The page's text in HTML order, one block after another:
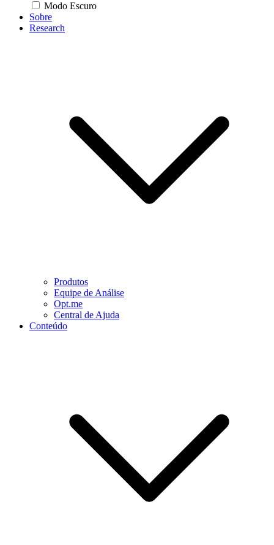
Modo Escuro
Sobre
Research
Produtos
Equipe de Análise
Opt.me
Central de Ajuda
Conteúdo